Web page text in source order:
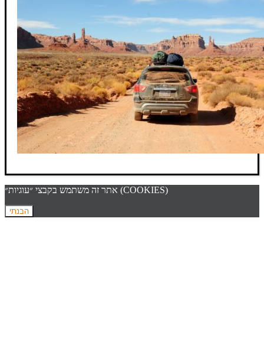
אתר זה משתמש בקבצי ״עוגיות״ (COOKIES)
הבנתי